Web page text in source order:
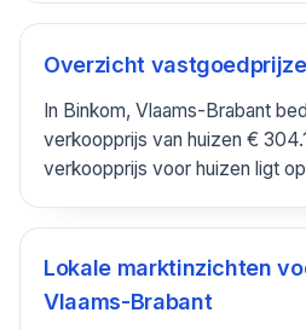
Overzicht
In Binkom, Vlaams-Brabant
verkoopprijs van huizen €
verkoopprijs voor huizen ligt
Lokale marktinzichten
Vlaams-Brabant